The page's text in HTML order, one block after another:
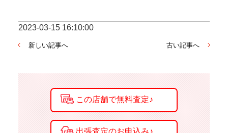
2023-03-15 16:10:00
新しい記事へ 古い記事へ